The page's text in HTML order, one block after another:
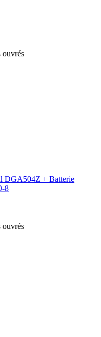
ouvrés
DGA504Z + Batterie
8
ouvrés